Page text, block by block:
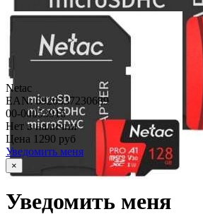
Netac
EAN: 6926337230689
00-00053916
Нет в наличии
Цена 1290 руб
Уведомить меня
×
Уведомить меня